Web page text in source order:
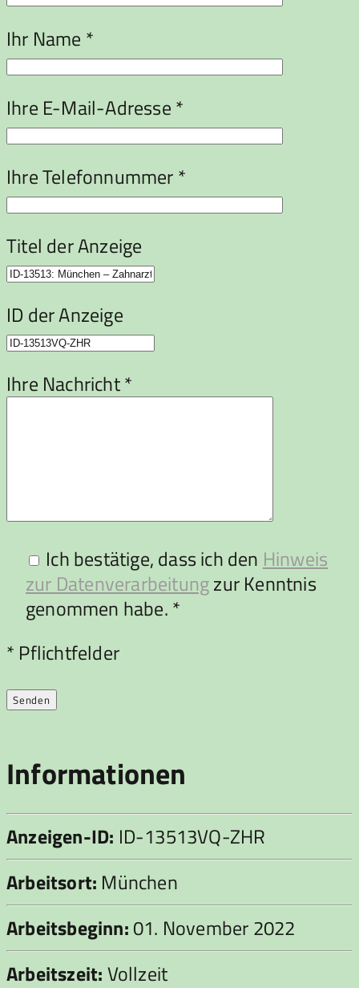
Ihr Name *
Ihre E-Mail-Adresse *
Ihre Telefonnummer *
Titel der Anzeige
ID der Anzeige
Ihre Nachricht *
Ich bestätige, dass ich den Hinweis
zur Datenverarbeitungzur Kenntnis
genommen habe. *
Bitte lasse dieses Feld leer.
* Pflichtfelder
Informationen
Anzeigen-ID: ID-13513VQ-ZHR
Arbeitsort: München
Arbeitsbeginn:01. November 2022
Arbeitszeit:Vollzeit